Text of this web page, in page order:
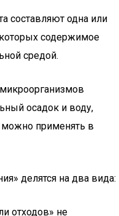
составляют одна или
которых содержимое
средой.
осадок и воду,
можно применять в
делятся на два вида:
отходов» не